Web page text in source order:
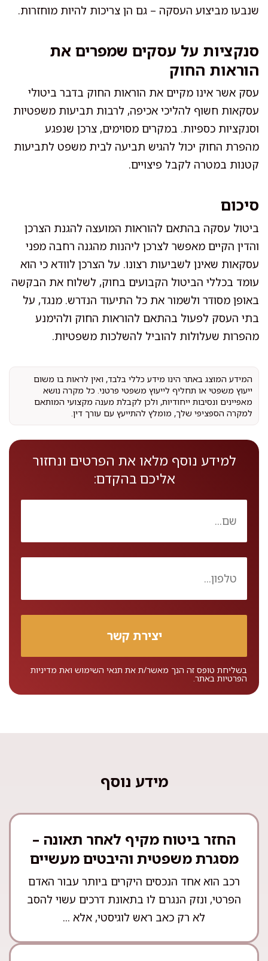
שנבעו מביצוע העסקה – גם הן צריכות להיות מוחזרות.
סנקציות על עסקים שמפרים את
הוראות החוק
עסק אשר אינו מקיים את הוראות החוק בדבר ביטולי
עסקאות חשוף להליכי אכיפה, לרבות תביעות משפטיות
וסנקציות כספיות. במקרים מסוימים, צרכן שנפגע
מהפרת החוק יכול להגיש תביעה לבית משפט לתביעות
קטנות במטרה לקבל פיצויים.
סיכום
ביטול עסקה בהתאם להוראות המועצה להגנת הצרכן
והדין הקיים מאפשר לצרכן ליהנות מהגנה רחבה מפני
עסקאות שאינן לשביעות רצונו. על הצרכן לוודא כי הוא
עומד בכללי הביטול הקבועים בחוק, לשלוח את הבקשה
באופן מסודר ולשמור את כל התיעוד הנדרש. מנגד, על
בתי העסק לפעול בהתאם להוראות החוק ולהימנע
מהפרות שעלולות להוביל להשלכות משפטיות.
המידע המוצג באתר הינו מידע כללי בלבד, ואין לראות בו משום
ייעוץ משפטי או תחליף לייעוץ משפטי פרטני. כל מקרה נושא
מאפיינים ונסיבות ייחודיות, ולכן לקבלת מענה מקצועי המותאם
למקרה הספציפי שלך, מומלץ להתייעץ עם עורך דין.
למידע נוסף מלאו את הפרטים ונחזור
אליכם בהקדם:
בשליחת טופס זה הנך מאשר/ת את תנאי השימוש ואת מדיניות
הפרטיות באתר.
מידע נוסף
החזר ביטוח מקיף לאחר תאונה –
מסגרת משפטית והיבטים מעשיים
רכב הוא אחד הנכסים היקרים ביותר עבור האדם
הפרטי, ונזק הנגרם לו בתאונת דרכים עשוי להסב
לא רק כאב ראש לוגיסטי, אלא ...